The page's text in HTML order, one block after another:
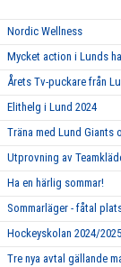
Nordic Wellness
Mycket action i Lunds
Årets Tv-puckare från
Elithelg i Lund 2024
Träna med Lund Giants
Utprovning av
Ha en härlig sommar!
Sommarläger - fåtal
Hockeyskolan 2024/2025
Tre nya avtal gällande